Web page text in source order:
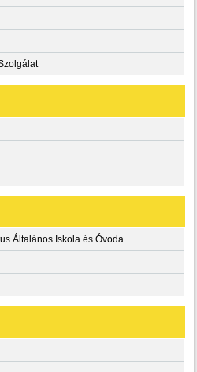
Általános Iskola és Óvoda